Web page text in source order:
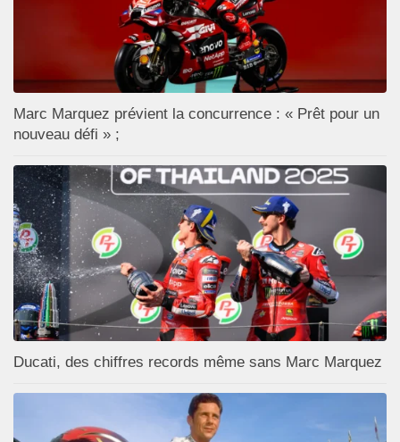
Marc Marquez prévient la concurrence : « Prêt pour un
nouveau défi » ;
Ducati, des chiffres records même sans Marc Marquez